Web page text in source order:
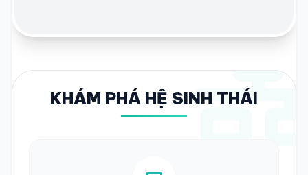
KHÁM PHÁ HỆ SINH THÁI